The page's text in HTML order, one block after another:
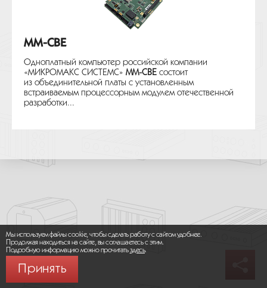
MM-CBE
Одноплатный компьютер российской компании
«МИКРОМАКС СИСТЕМС» MM-CBE состоит
из объединительной платы с установленным
встраиваемым процессорным модулем отечественной
разработки...
Мы используем файлы cookie, чтобы сделать работу с сайтом удобнее.
Продолжая находиться на сайте, вы соглашаетесь с этим.
Подробную информацию можно прочитатьздесь.
Принять